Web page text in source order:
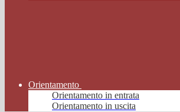
Orientamento
Orientamento in entrata
Orientamento in uscita